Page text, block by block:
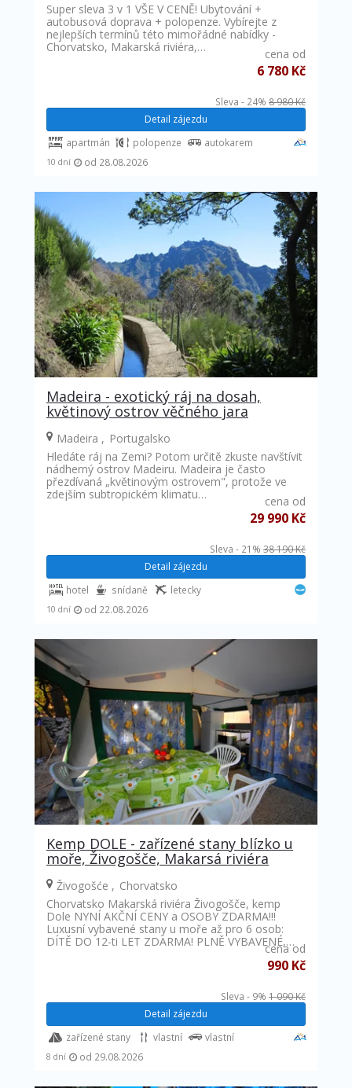
Super sleva 3 v 1 VŠE V CENĚ! Ubytování +
autobusová doprava + polopenze. Vybírejte z
nejlepších termínů této mimořádné nabídky -
Chorvatsko, Makarská riviéra,…
cena od
6 780 Kč
Sleva - 24% 8 980 Kč
Detail zájezdu
apartmán polopenze
autokarem
od 28.08.2026
10 dní
Madeira - exotický ráj na dosah,
květinový ostrov věčného jara
Madeira
Portugalsko
Hledáte ráj na Zemi? Potom určitě zkuste navštívit
nádherný ostrov Madeiru. Madeira je často
přezdívaná „květinovým ostrovem", protože ve
zdejším subtropickém klimatu…
cena od
29 990 Kč
Sleva - 21% 38 190 Kč
Detail zájezdu
hotel snídaně
letecky
od 22.08.2026
10 dní
Kemp DOLE - zařízené stany blízko u
moře, Živogošče, Makarsá riviéra
Živogošće
Chorvatsko
Chorvatsko Makarská riviéra Živogošče, kemp
Dole NYNÍ AKČNÍ CENY a OSOBY ZDARMA!!!
Luxusní vybavené stany u moře až pro 6 osob:
DÍTĚ DO 12-ti LET ZDARMA! PLNĚ VYBAVENÉ,…
cena od
990 Kč
Sleva - 9% 1 090 Kč
Detail zájezdu
zařízené stany vlastní
vlastní
od 29.08.2026
8 dní